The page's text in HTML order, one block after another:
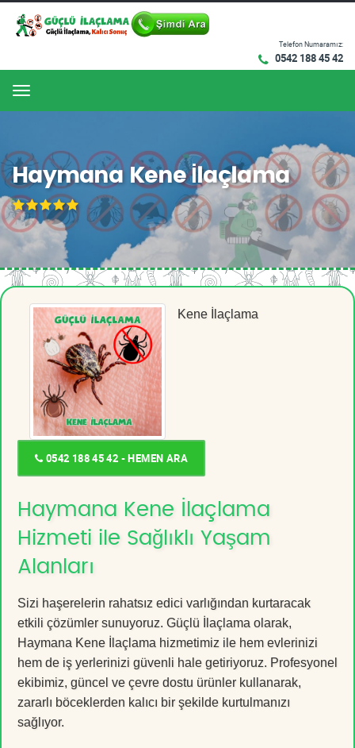
Telefon Numaramız:
0542 188 45 42
Menu
Haymana Kene İlaçlama
Kene İlaçlama
0542 188 45 42 - HEMEN ARA
Haymana Kene İlaçlama
Hizmeti ile Sağlıklı Yaşam
Alanları
Sizi haşerelerin rahatsız edici varlığından kurtaracak
etkili çözümler sunuyoruz. Güçlü İlaçlama olarak,
Haymana Kene İlaçlama hizmetimiz ile hem evlerinizi
hem de iş yerlerinizi güvenli hale getiriyoruz. Profesyonel
ekibimiz, güncel ve çevre dostu ürünler kullanarak,
zararlı böceklerden kalıcı bir şekilde kurtulmanızı
sağlıyor.